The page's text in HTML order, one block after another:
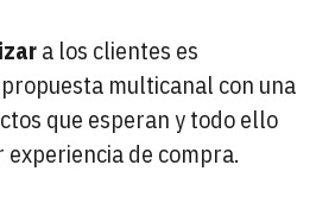
a los clientes es
multicanal con una
que esperan y todo ello
de compra.